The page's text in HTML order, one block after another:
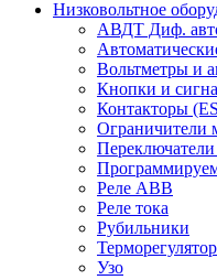
Низковольтное
АВДT Диф.
Вольтметры и
Кнопки и
Контакторы
Ограничители
Переключатели
Реле ABB
Реле тока
Рубильники
Узо